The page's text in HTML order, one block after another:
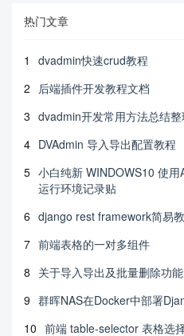
热门文章
1
dvadmin快速crud教程
2 后端插件开发教程文档
3 dvadmin开发常用方法总结整
4 DVAdmin 导入导出配置教程
5 小白纯新 WINDOWS10 使
运行环境记录贴
6 django rest framework简易
7 前端表格的一对多组件
8 关于导入导出及批量删除功
9 群晖NAS在Docker中部署
10 前端 table-selector 表格选